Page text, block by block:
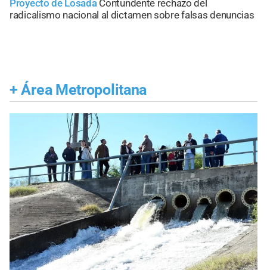
Proyecto de Losada Contundente rechazo del
radicalismo nacional al dictamen sobre falsas denuncias
+ Área Metropolitana